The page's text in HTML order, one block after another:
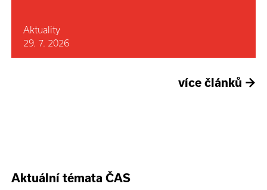
Aktuality
29. 7. 2026
více článků →
Aktuální témata ČAS